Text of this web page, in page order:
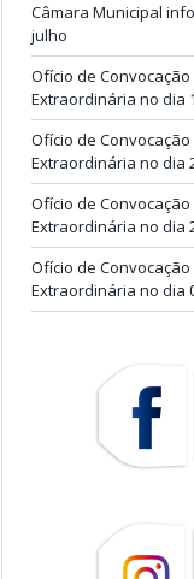
Câmara Municipal
julho
Ofício de Convocação
Extraordinária no dia
Ofício de Convocação
Extraordinária no dia
Ofício de Convocação
Extraordinária no dia
Ofício de Convocação
Extraordinária no dia